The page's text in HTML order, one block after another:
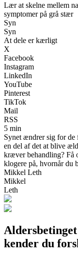
Lær at skelne mellem
symptomer på grå stær
Syn
Syn
At dele er kærligt
X
Facebook
Instagram
LinkedIn
YouTube
Pinterest
TikTok
Mail
RSS
5 min
Synet ændrer sig for de
en del af det at blive
kræver behandling? Få
klogere på, hvornår du
Mikkel Leth
Mikkel
Leth
kender du